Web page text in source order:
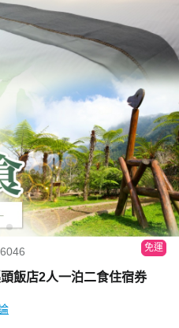
免運
飯店2人一泊二食住宿券